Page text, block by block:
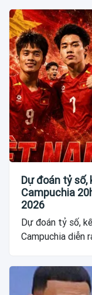
Dự đoán tỷ
Campuchia
2026
Dự đoán tỷ số,
Campuchia diễn